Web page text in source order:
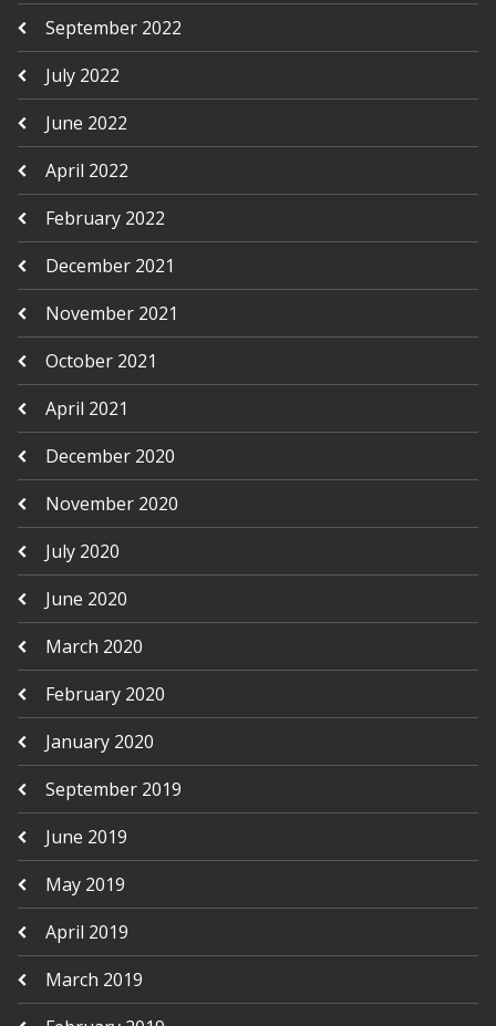
September 2022
July 2022
June 2022
April 2022
February 2022
December 2021
November 2021
October 2021
April 2021
December 2020
November 2020
July 2020
June 2020
March 2020
February 2020
January 2020
September 2019
June 2019
May 2019
April 2019
March 2019